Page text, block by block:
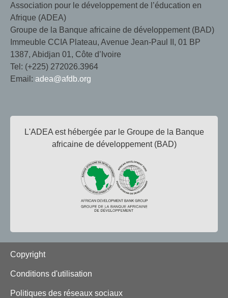
Association pour le développement de l’éducation en
Afrique (ADEA)
Groupe de la Banque africaine de développement (BAD)
Immeuble CCIA Plateau, Avenue Jean-Paul II, 01 BP
1387, Abidjan 01, Côte d’Ivoire
Tel: (+225) 272026.3964
Email: adea@afdb.org
L'ADEA est hébergée par le Groupe de la Banque
africaine de développement (BAD)
Footer
Copyright
Conditions d'utilisation
Politiques des réseaux sociaux